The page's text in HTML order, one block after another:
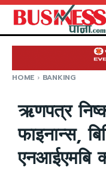
HOME BANKING
ऋणपत्र
फाइनान्स,
एनआईएमबि